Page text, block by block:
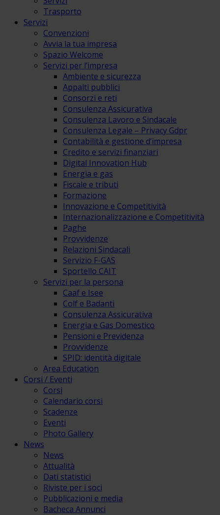
Trasporto
Servizi
Convenzioni
Avvia la tua impresa
Spazio Welcome
Servizi per l’impresa
Ambiente e sicurezza
Appalti pubblici
Consorzi e reti
Consulenza Assicurativa
Consulenza Lavoro e Sindacale
Consulenza Legale – Privacy Gdpr
Contabilità e gestione d’impresa
Credito e servizi finanziari
Digital Innovation Hub
Energia e gas
Fiscale e tributi
Formazione
Innovazione e Competitività
Internazionalizzazione e Competitività
Paghe
Provvidenze
Relazioni Sindacali
Servizio F-GAS
Sportello CAIT
Servizi per la persona
Caaf e Isee
Colf e Badanti
Consulenza Assicurativa
Energia e Gas Domestico
Pensioni e Previdenza
Provvidenze
SPID: identità digitale
Area Education
Corsi / Eventi
Corsi
Calendario corsi
Scadenze
Eventi
Photo Gallery
News
News
Attualità
Dati statistici
Riviste per i soci
Pubblicazioni e media
Bacheca Annunci